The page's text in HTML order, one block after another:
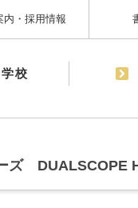
内・採用情報
校
ズ DUALSCOPE